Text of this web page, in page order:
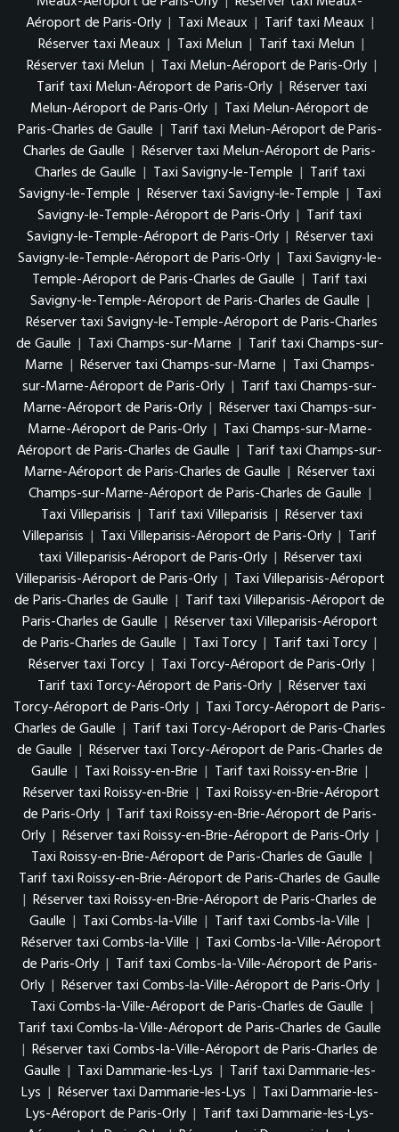
Aéroport de Paris-Orly | Taxi Meaux | Tarif taxi Meaux |
Réserver taxi Meaux | Taxi Melun | Tarif taxi Melun |
Réserver taxi Melun | Taxi Melun-Aéroport de Paris-Orly |
Tarif taxi Melun-Aéroport de Paris-Orly | Réserver taxi
Melun-Aéroport de Paris-Orly | Taxi Melun-Aéroport de
Paris-Charles de Gaulle | Tarif taxi Melun-Aéroport de Paris-
Charles de Gaulle | Réserver taxi Melun-Aéroport de Paris-
Charles de Gaulle | Taxi Savigny-le-Temple | Tarif taxi
Savigny-le-Temple | Réserver taxi Savigny-le-Temple | Taxi
Savigny-le-Temple-Aéroport de Paris-Orly | Tarif taxi
Savigny-le-Temple-Aéroport de Paris-Orly | Réserver taxi
Savigny-le-Temple-Aéroport de Paris-Orly | Taxi Savigny-le-
Temple-Aéroport de Paris-Charles de Gaulle | Tarif taxi
Savigny-le-Temple-Aéroport de Paris-Charles de Gaulle |
Réserver taxi Savigny-le-Temple-Aéroport de Paris-Charles
de Gaulle | Taxi Champs-sur-Marne | Tarif taxi Champs-sur-
Marne | Réserver taxi Champs-sur-Marne | Taxi Champs-
sur-Marne-Aéroport de Paris-Orly | Tarif taxi Champs-sur-
Marne-Aéroport de Paris-Orly | Réserver taxi Champs-sur-
Marne-Aéroport de Paris-Orly | Taxi Champs-sur-Marne-
Aéroport de Paris-Charles de Gaulle | Tarif taxi Champs-sur-
Marne-Aéroport de Paris-Charles de Gaulle | Réserver taxi
Champs-sur-Marne-Aéroport de Paris-Charles de Gaulle |
Taxi Villeparisis | Tarif taxi Villeparisis | Réserver taxi
Villeparisis | Taxi Villeparisis-Aéroport de Paris-Orly | Tarif
taxi Villeparisis-Aéroport de Paris-Orly | Réserver taxi
Villeparisis-Aéroport de Paris-Orly | Taxi Villeparisis-Aéroport
de Paris-Charles de Gaulle | Tarif taxi Villeparisis-Aéroport de
Paris-Charles de Gaulle | Réserver taxi Villeparisis-Aéroport
de Paris-Charles de Gaulle | Taxi Torcy | Tarif taxi Torcy |
Réserver taxi Torcy | Taxi Torcy-Aéroport de Paris-Orly |
Tarif taxi Torcy-Aéroport de Paris-Orly | Réserver taxi
Torcy-Aéroport de Paris-Orly | Taxi Torcy-Aéroport de Paris-
Charles de Gaulle | Tarif taxi Torcy-Aéroport de Paris-Charles
de Gaulle | Réserver taxi Torcy-Aéroport de Paris-Charles de
Gaulle | Taxi Roissy-en-Brie | Tarif taxi Roissy-en-Brie |
Réserver taxi Roissy-en-Brie | Taxi Roissy-en-Brie-Aéroport
de Paris-Orly | Tarif taxi Roissy-en-Brie-Aéroport de Paris-
Orly | Réserver taxi Roissy-en-Brie-Aéroport de Paris-Orly |
Taxi Roissy-en-Brie-Aéroport de Paris-Charles de Gaulle |
Tarif taxi Roissy-en-Brie-Aéroport de Paris-Charles de Gaulle
| Réserver taxi Roissy-en-Brie-Aéroport de Paris-Charles de
Gaulle | Taxi Combs-la-Ville | Tarif taxi Combs-la-Ville |
Réserver taxi Combs-la-Ville | Taxi Combs-la-Ville-Aéroport
de Paris-Orly | Tarif taxi Combs-la-Ville-Aéroport de Paris-
Orly | Réserver taxi Combs-la-Ville-Aéroport de Paris-Orly |
Taxi Combs-la-Ville-Aéroport de Paris-Charles de Gaulle |
Tarif taxi Combs-la-Ville-Aéroport de Paris-Charles de Gaulle
| Réserver taxi Combs-la-Ville-Aéroport de Paris-Charles de
Gaulle | Taxi Dammarie-les-Lys | Tarif taxi Dammarie-les-
Lys | Réserver taxi Dammarie-les-Lys | Taxi Dammarie-les-
Lys-Aéroport de Paris-Orly | Tarif taxi Dammarie-les-Lys-